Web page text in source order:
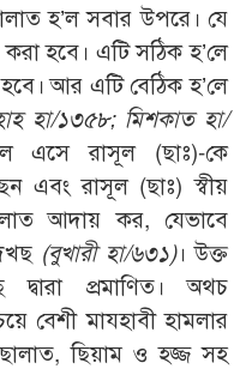
হ’ল সবার উপরে। যে
করা হবে। এটি সঠিক হ’লে
আর এটি বেঠিক হ’লে
হা/১৩৫৮; মিশকাত হা/
এসে রাসূল (ছাঃ)-কে
এবং রাসূল (ছাঃ) স্বীয়
আদায় কর, যেভাবে
(বুখারী হা/৬৩১)। উক্ত
প্রমাণিত। অথচ
বেশী মাযহাবী হামলার
ছিয়াম ও হজ্জ সহ